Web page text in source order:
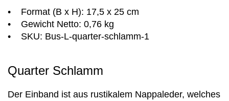
• Format (B x H): 17,5 x 25 cm
• Gewicht Netto: 0,76 kg
• SKU: Bus-L-quarter-schlamm-1
Quarter Schlamm
Der Einband ist aus rustikalem Nappaleder, welches